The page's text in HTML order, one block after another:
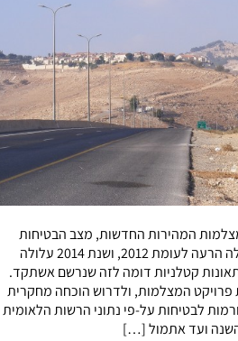
המהירות החדשות, מצב הבטיחות
אינו מבשר טובות: ב-2013 חלה הרעה לעומת 2012, ושנת 2014 עלולה
קטלניות דומה לזה שנרשם אשתקד.
המצלמות, ולדרוש הוכחה מחקרית
לבטיחות על-פי נתוני הרשות הלאומית
ועד אתמול […]